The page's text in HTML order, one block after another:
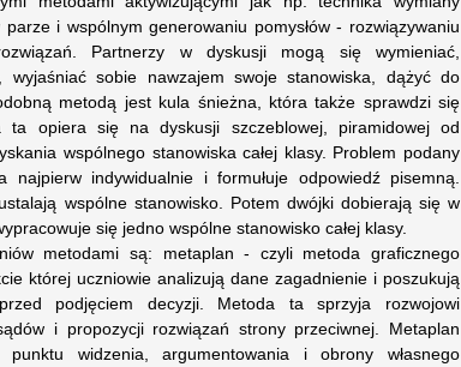
i wspólnym generowaniu pomysłów - rozwiązywaniu
Partnerzy w dyskusji mogą się wymieniać,
wyjaśniać sobie nawzajem swoje stanowiska, dążyć do
metodą jest kula śnieżna, która także sprawdzi się
ta opiera się na dyskusji szczeblowej, piramidowej od
wspólnego stanowiska całej klasy. Problem podany
najpierw indywidualnie i formułuje odpowiedź pisemną.
wspólne stanowisko. Potem dwójki dobierają się w
się jedno wspólne stanowisko całej klasy.
metodami są: metaplan - czyli metoda graficznego
której uczniowie analizują dane zagadnienie i poszukują
podjęciem decyzji. Metoda ta sprzyja rozwojowi
i propozycji rozwiązań strony przeciwnej. Metaplan
punktu widzenia, argumentowania i obrony własnego